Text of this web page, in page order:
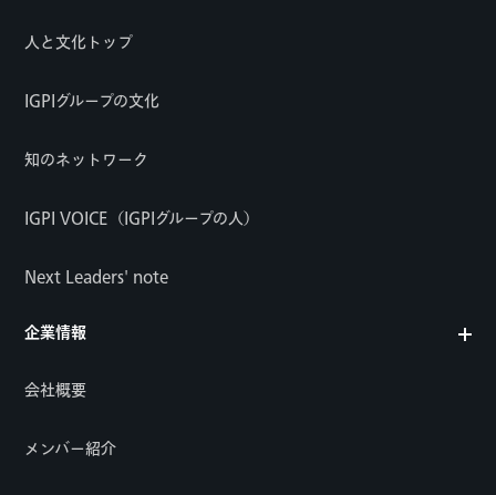
人と文化トップ
IGPIグループの文化
知のネットワーク
IGPI VOICE（IGPIグループの人）
Next Leaders' note
企業情報
会社概要
メンバー紹介